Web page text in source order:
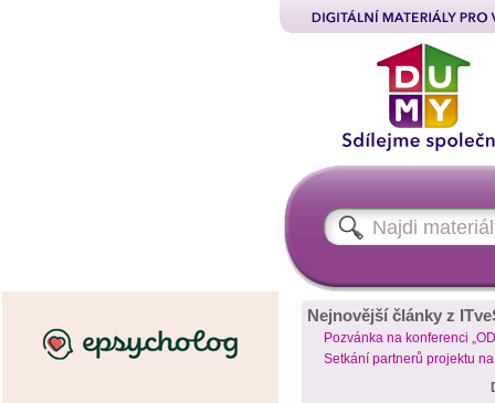
Nejnovější články z
Pozvánka na konferenci
Setkání partnerů projektu